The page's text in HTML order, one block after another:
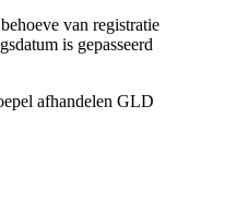
van registratie
is gepasseerd
afhandelen GLD